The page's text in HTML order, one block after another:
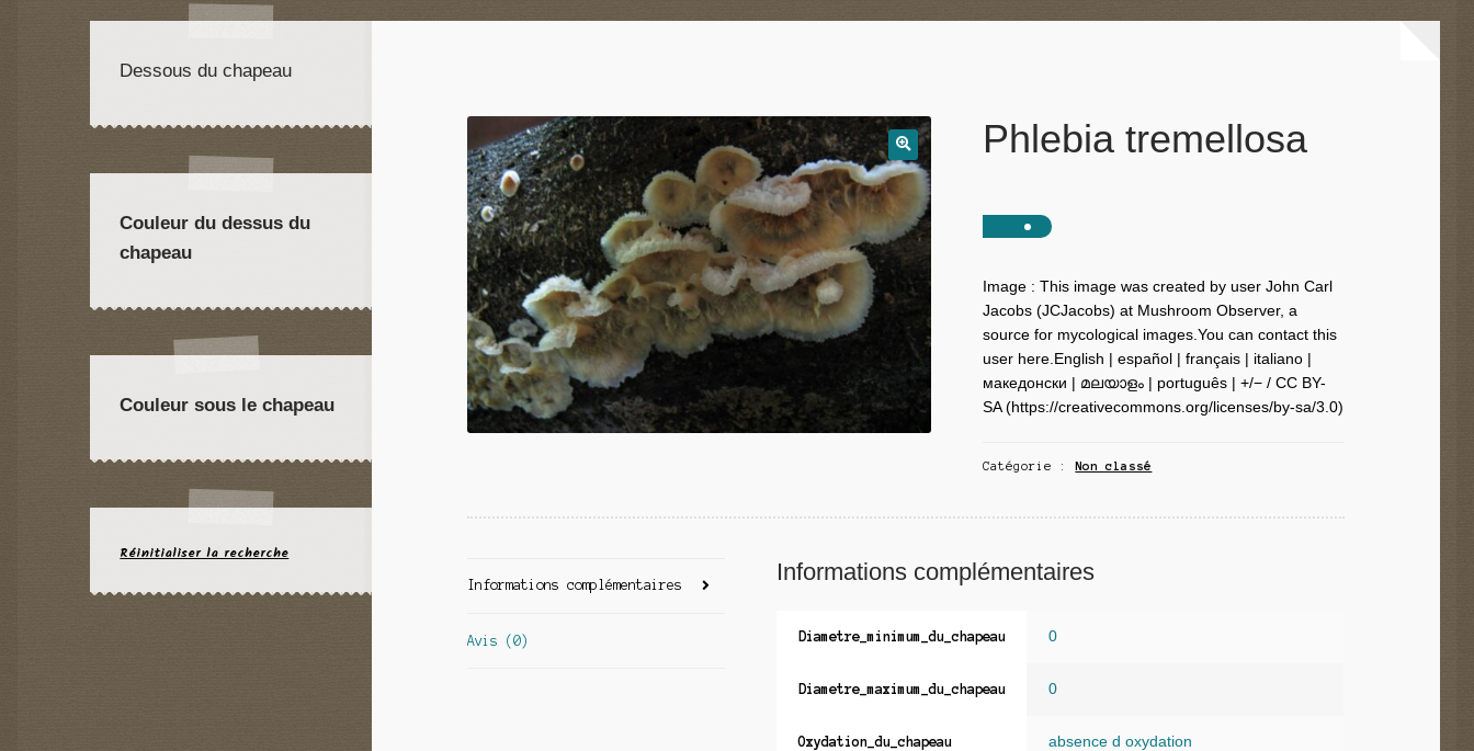
Phlebia tremellosa
Image : This image was created by user John Carl
Jacobs (JCJacobs) at Mushroom Observer, a
source for mycological images.You can contact this
user here.English | español | français | italiano |
македонски | മലയാളം | português | +/− / CC BY-
SA (https://creativecommons.org/licenses/by-sa/3.0)
Catégorie :Non classé
Informations complémentaires
Avis (0)
Informations complémentaires
Diametre_minimum_du_chapeau 0
Diametre_maximum_du_chapeau 0
Oxydation_du_chapeau absence d oxydation
Dessous du chapeau
Couleur du dessus du
chapeau
Couleur sous le chapeau
Réinitialiser la recherche